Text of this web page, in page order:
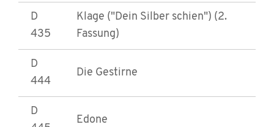
D
435
Klage ("Dein Silber schien") (2.
Fassung)
D
444
Die Gestirne
D
Edone